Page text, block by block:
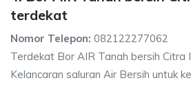
terdekat
Nomor Telepon: 082122277062
Terdekat Bor AIR Tanah bersih Citra
Kelancaran saluran Air Bersih untuk